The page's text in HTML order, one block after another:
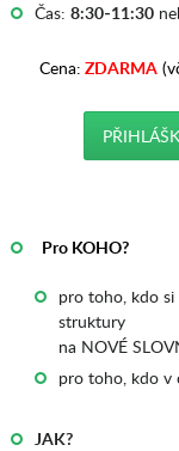
Čas: 8:30-11:30
Cena: ZDARMA
Pro KOHO?
pro toho, kdo
struktury
na NOVÉ
pro toho, kdo v
JAK?